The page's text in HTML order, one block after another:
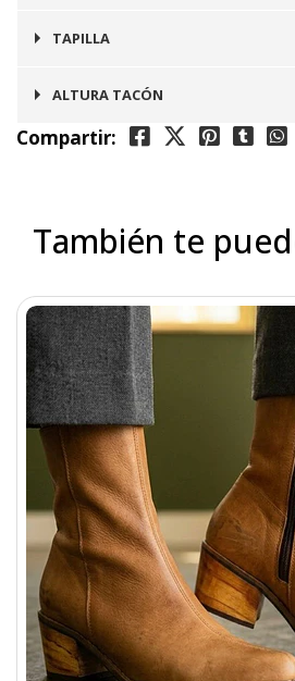
Prefinito
TAPILLA
Integrada en Suela
ALTURA TACÓN
5 cms
Compartir:
También te